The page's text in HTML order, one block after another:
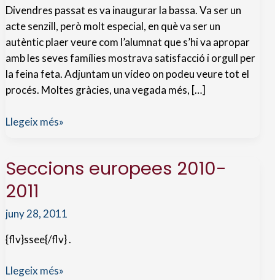
Divendres passat es va inaugurar la bassa. Va ser un
acte senzill, però molt especial, en què va ser un
autèntic plaer veure com l’alumnat que s’hi va apropar
amb les seves famílies mostrava satisfacció i orgull per
la feina feta. Adjuntam un vídeo on podeu veure tot el
procés. Moltes gràcies, una vegada més, […]
La
és
una
realitat
Llegeix més»
Seccions europees 2010-
2011
juny 28, 2011
{flv}ssee{/flv} .
Seccions
Llegeix més»